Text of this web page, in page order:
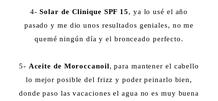
4-Solar de Clinique SPF 15, ya lo usé el año
pasado y me dio unos resultados geniales, no me
quemé ningún día y el bronceado perfecto.
5- Aceite de Moroccanoil, para mantener el cabello
lo mejor posible del frizz y poder peinarlo bien,
donde paso las vacaciones el agua no es muy buena